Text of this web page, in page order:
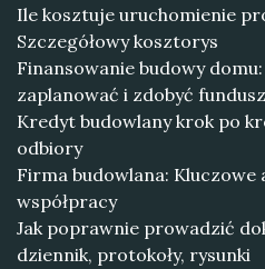
Ile kosztuje uruchomienie
Szczegółowy kosztorys
Finansowanie budowy
zaplanować i zdobyć
Kredyt budowlany krok po
odbiory
Firma budowlana: Kluczowe
współpracy
Jak poprawnie prowadzić
dziennik, protokoły, rysunki